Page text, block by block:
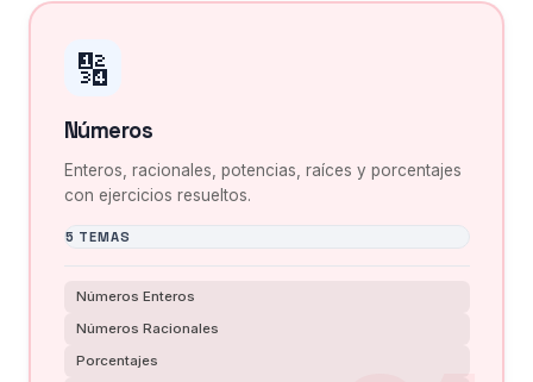
🔢
Números
Enteros, racionales, potencias, raíces y porcentajes
con ejercicios resueltos.
5 TEMAS
Números Enteros
Números Racionales
Porcentajes